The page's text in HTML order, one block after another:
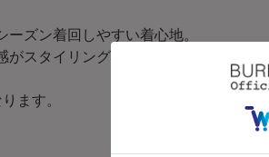
ーズン着回しやすい着心地。
がスタイリングに華やかさと抜け感をプ
ます。